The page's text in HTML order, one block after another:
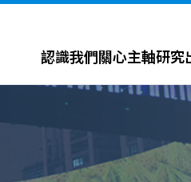
認識我們關心主軸研究